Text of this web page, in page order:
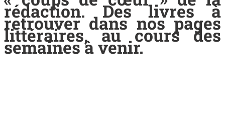
rédaction. Des livres à
retrouver dans nos pages
littéraires, au cours des
semaines à venir.